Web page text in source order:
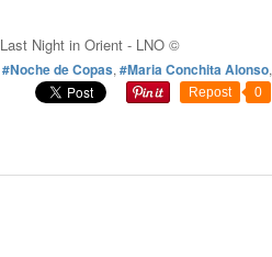
Last Night in Orient - LNO ©
#Noche de Copas, #Maria Conchita Alonso,
Repost 0